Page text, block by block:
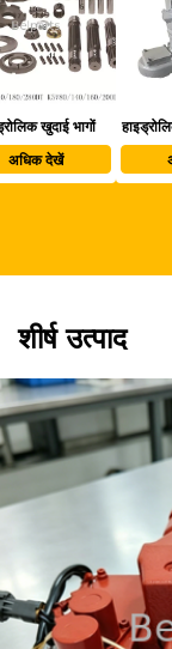
हाइड्रोलिक पंप खुदाई के पुर्जे
शीर्ष उत्पाद